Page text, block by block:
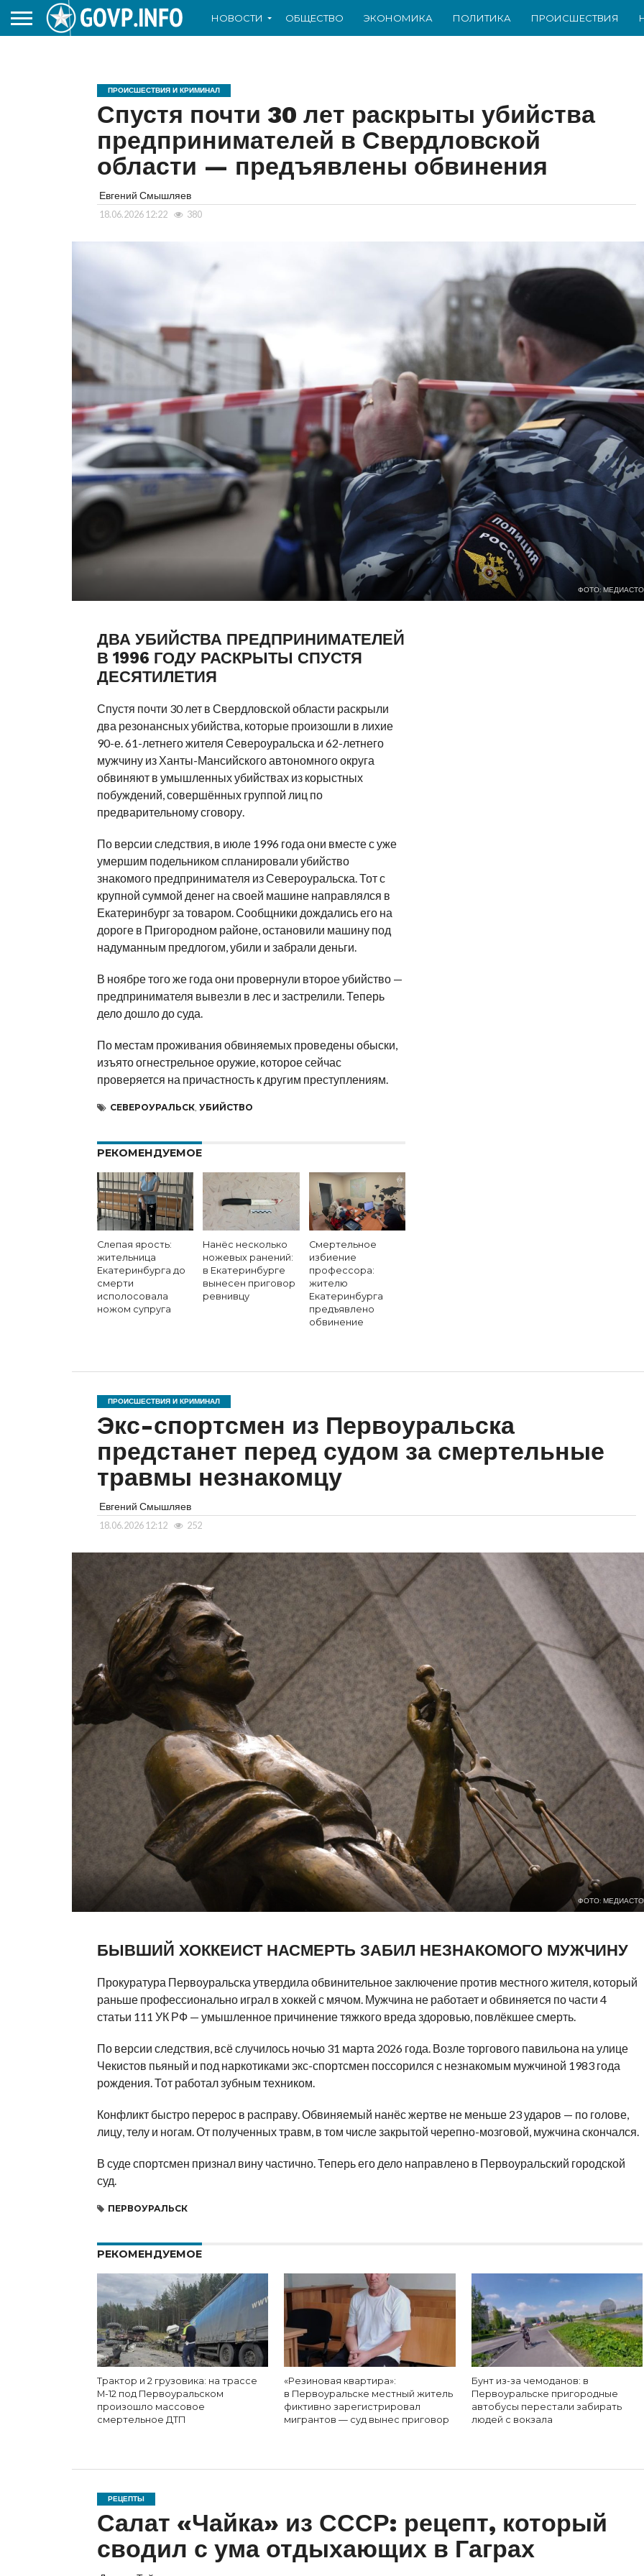
НОВОСТИ ОБЩЕСТВО ЭКОНОМИКА ПОЛИТИКА ПРОИСШЕСТВИЯ
ПРОИСШЕСТВИЯ И КРИМИНАЛ
Спустя почти 30 лет раскрыты убийства
предпринимателей в Свердловской
области — предъявлены обвинения
Евгений Смышляев
18.06.2026 12:22 380
ФОТО:
ДВА УБИЙСТВА ПРЕДПРИНИМАТЕЛЕЙ
В 1996 ГОДУ РАСКРЫТЫ СПУСТЯ
ДЕСЯТИЛЕТИЯ
Спустя почти 30 лет в Свердловской области раскрыли
два резонансных убийства, которые произошли в лихие
90-е. 61-летнего жителя Североуральска и 62-летнего
мужчину из Ханты-Мансийского автономного округа
обвиняют в умышленных убийствах из корыстных
побуждений, совершённых группой лиц по
предварительному сговору.
По версии следствия, в июле 1996 года они вместе с уже
умершим подельником спланировали убийство
знакомого предпринимателя из Североуральска. Тот с
крупной суммой денег на своей машине направлялся в
Екатеринбург за товаром. Сообщники дождались его на
дороге в Пригородном районе, остановили машину под
надуманным предлогом, убили и забрали деньги.
В ноябре того же года они провернули второе убийство —
предпринимателя вывезли в лес и застрелили. Теперь
дело дошло до суда.
По местам проживания обвиняемых проведены обыски,
изъято огнестрельное оружие, которое сейчас
проверяется на причастность к другим преступлениям.
СЕВЕРОУРАЛЬСК, УБИЙСТВО
РЕКОМЕНДУЕМОЕ
Слепая ярость:
жительница
Екатеринбурга до
смерти
исполосовала
ножом супруга
Нанёс несколько
ножевых ранений:
в Екатеринбурге
вынесен приговор
ревнивцу
Смертельное
избиение
профессора:
жителю
Екатеринбурга
предъявлено
обвинение
ПРОИСШЕСТВИЯ И КРИМИНАЛ
Экс-спортсмен из Первоуральска
предстанет перед судом за смертельные
травмы незнакомцу
Евгений Смышляев
18.06.2026 12:12 252
ФОТО:
БЫВШИЙ ХОККЕИСТ НАСМЕРТЬ ЗАБИЛ НЕЗНАКОМОГО МУЖЧИНУ
Прокуратура Первоуральска утвердила обвинительное заключение против местного жителя, который
раньше профессионально играл в хоккей с мячом. Мужчина не работает и обвиняется по части 4
статьи 111 УК РФ — умышленное причинение тяжкого вреда здоровью, повлёкшее смерть.
По версии следствия, всё случилось ночью 31 марта 2026 года. Возле торгового павильона на улице
Чекистов пьяный и под наркотиками экс-спортсмен поссорился с незнакомым мужчиной 1983 года
рождения. Тот работал зубным техником.
Конфликт быстро перерос в расправу. Обвиняемый нанёс жертве не меньше 23 ударов — по голове,
лицу, телу и ногам. От полученных травм, в том числе закрытой черепно-мозговой, мужчина скончался.
В суде спортсмен признал вину частично. Теперь его дело направлено в Первоуральский городской
суд.
ПЕРВОУРАЛЬСК
РЕКОМЕНДУЕМОЕ
Трактор и 2 грузовика: на трассе
М-12 под Первоуральском
произошло массовое
смертельное ДТП
«Резиновая квартира»:
в Первоуральске местный житель
фиктивно зарегистрировал
мигрантов — суд вынес приговор
Бунт из-за чемоданов: в
Первоуральске пригородные
автобусы перестали забирать
людей с вокзала
РЕЦЕПТЫ
Салат «Чайка» из СССР: рецепт, который
сводил с ума отдыхающих в Гаграх